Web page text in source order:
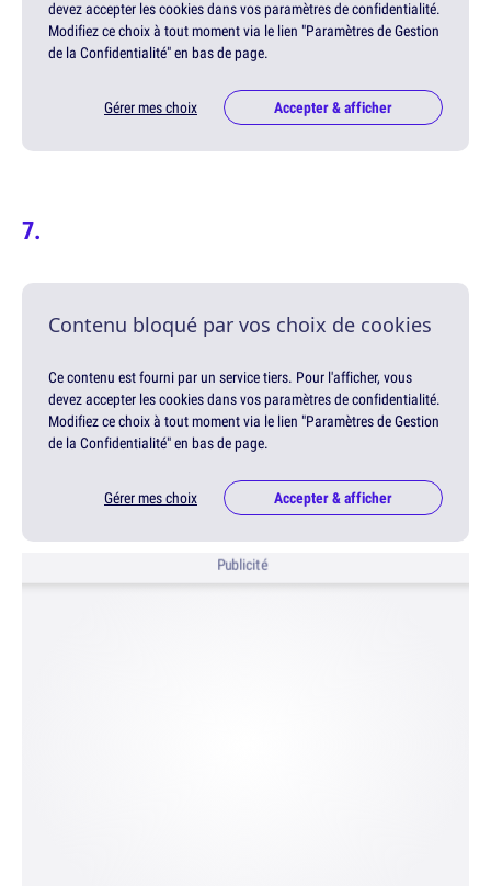
devez accepter les cookies dans vos paramètres de confidentialité.
Modifiez ce choix à tout moment via le lien "Paramètres de Gestion
de la Confidentialité" en bas de page.
Gérer mes choix Accepter & afficher
Contenu bloqué par vos choix de cookies
Ce contenu est fourni par un service tiers. Pour l'afficher, vous
devez accepter les cookies dans vos paramètres de confidentialité.
Modifiez ce choix à tout moment via le lien "Paramètres de Gestion
de la Confidentialité" en bas de page.
Gérer mes choix Accepter & afficher
Publicité